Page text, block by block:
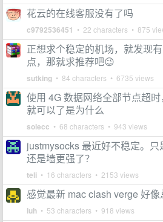
花云的在线客服没有了吗
c9792536451 • 22 characters • 875
正想求个稳定的机场，就发现
点，那就求推荐吧😉
sutking • 84 characters • 6735 views
使用 4G 数据网络全部节点超
就可以了是为什么
solecc • 68 characters • 943 views
justmysocks 最近好不稳定。只
还是墙更强了？
teli • 16 characters • 2153 views
感觉最新 mac clash verge 好
iuh • 53 characters • 918 views